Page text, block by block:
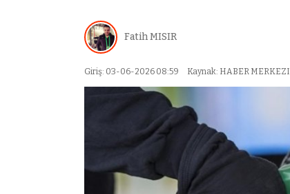
mostbetmostbet azmostbet
Fatih MISIR
Giriş: 03-06-2026 08:59 Kaynak: HABER MERKEZI